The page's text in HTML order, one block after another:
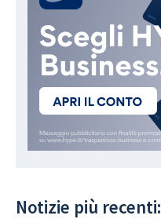
Notizie più recenti: